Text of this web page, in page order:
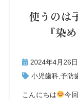
使うのは
『染
2024年4月26日
小児歯科 予防
こんにちは
今